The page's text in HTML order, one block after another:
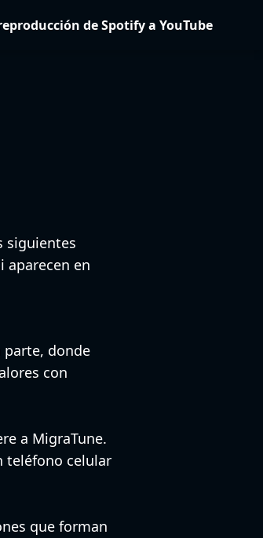
de Spotify a YouTube
siguientes
aparecen en
donde
con
a MigraTune.
teléfono celular
que forman